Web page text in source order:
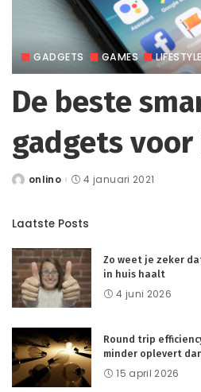
GADGETS GAMES LIFESTYLE
De beste
gadgets voor
Posted
onlino 4 januari 2021
Laatste Posts
Zo weet je zeker
in huis haalt
4 juni 2026
Round trip
minder oplevert
15 april 2026